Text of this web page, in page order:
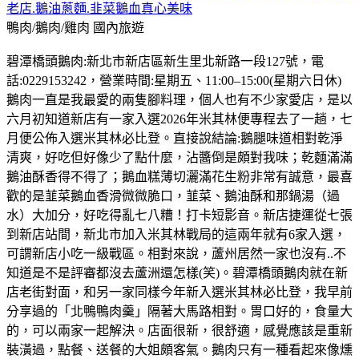
老店.鵝油蔥麵.韭菜鵝血真心美味
鴨肉/鵝肉/雞肉 國內旅遊
碧潭橋頭鵝肉:新北市新店區新生里北新路一段127號，電
話:0229153242，營業時間:星期五、11:00–15:00(星期六日休)
鵝肉一直是我最愛的兩隻腳料理，個人也有不少家愛店，是以
六月初知道新店有一家入選2026年米其林便專程去了一趟，七
月便公佈入選米其林必比登。直接說結論:鵝腿味道相對乾淨
清爽，好吃但好像少了點什麼，沾醬倒是頗對我味；乾麵滿滿
鵝油酥香得不得了；鵝血糕薄切灑滿花生粉非常有誠意，最喜
歡的是韮菜鵝血香滑微微脆口，韮菜、鵝油酥和那鍋湯（過
水）大加分，好吃得亂七八糟！打卡短影音。新店捷運從七張
到新店站間，新北市加入米其林戰局的這兩年就有6家入選，
可謂新店小吃一級戰區。相對來說，蘆州居然一家也沒有..不
知道是不是評審都沒去蘆洲還怎樣(笑)。碧潭橋頭鵝肉就在新
店老街對面，和另一家同樣今年新入選米其林必比登，我早前
分享過的「北鴨鴨肉羹」隔著大馬路相對。胃口好的，食量大
的，可以兩家一起解決。店面很新，很舒適，感覺應該是重新
裝潢過，點餐、送餐的大姐頗客氣。鵝肉只有一種看起來像燻